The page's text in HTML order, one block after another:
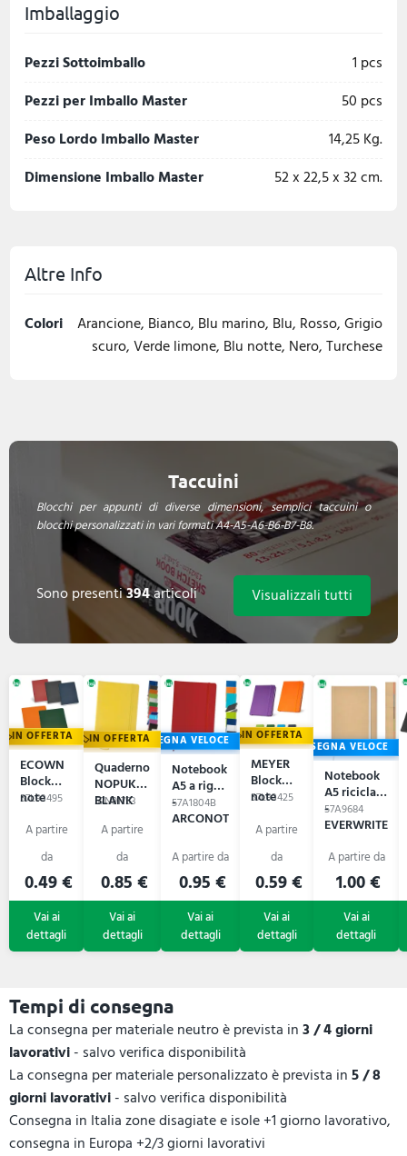
Imballaggio
Pezzi Sottoimballo
1 pcs
Pezzi per Imballo Master
50 pcs
Peso Lordo Imballo Master
14,25 Kg.
Dimensione Imballo Master
52 x 22,5 x 32 cm.
Altre Info
Colori
Arancione, Bianco, Blu marino, Blu, Rosso, Grigio
scuro, Verde limone, Blu notte, Nero, Turchese
Taccuini
Blocchi per appunti di diverse dimensioni, semplici taccuini o
blocchi personalizzati in vari formati A4-A5-A6-B6-B7-B8.
Sono presenti394articoli Visualizzali tutti
IN OFFERTA
ECOWN
Block
note
57L93495
0.49 €
IN OFFERTA
Quaderno
NOPUK
BLANK
57N91753
0.85 €
CONSEGNA VELOCE
Notebook
A5 a righe
-
ARCONOT
57A1804B
0.95 €
IN OFFERTA
MEYER
Block
note
57L93425
0.59 €
CONSEGNA VELOCE
Notebook
A5 riciclato
-
EVERWRITE
57A9684
1.00 €
Tempi di consegna
La consegna per materiale neutro è prevista in3 / 4 giorni
lavorativi- salvo verifica disponibilità
La consegna per materiale personalizzato è prevista in5 / 8
giorni lavorativi- salvo verifica disponibilità
Consegna in Italia zone disagiate e isole +1 giorno lavorativo,
consegna in Europa +2/3 giorni lavorativi